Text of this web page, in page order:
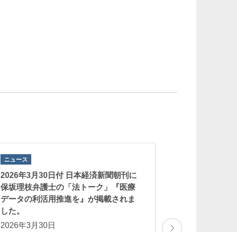
ニュース
2026年3月30日付 日本経済新聞朝刊に
保坂理枝弁護士の「法トーク」『医療
データの利活用推進を』が掲載されま
した。
2026年3月30日
た。